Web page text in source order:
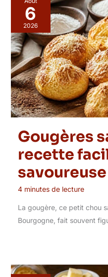
6
2026
Gougères
recette
savoureuse
4 minutes de lecture
La gougère, ce petit chou
Bourgogne, fait souvent